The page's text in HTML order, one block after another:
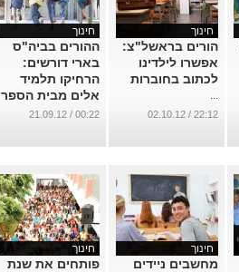
חינוך
הורים בראשל"צ:
אפשרו לילדינו
לכתוב בחוברות
...
22:12 / 02.10.12
חינוך
ההורים בביה"ס
בארי דורשים:
הרחיקו תלמיד
אלים מבית הספר
...
00:22 / 21.09.12
חינוך
מחשבים ניידים
חינוך
פותחים את שנת